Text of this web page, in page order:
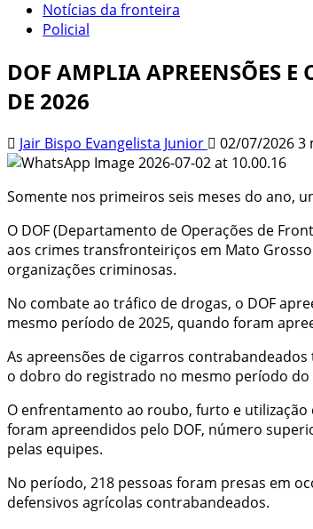
Notícias da fronteira
Policial
DOF AMPLIA APREENSÕES
DE 2026
Jair Bispo Evangelista Junior 02/07/20263
Somente nos primeiros seis meses do ano,
O DOF (Departamento de Operações de
aos crimes transfronteiriços em Mato
organizações criminosas.
No combate ao tráfico de drogas, o DOF
mesmo período de 2025, quando foram
As apreensões de cigarros
o dobro do registrado no mesmo período
O enfrentamento ao roubo, furto e
foram apreendidos pelo DOF, número
pelas equipes.
No período, 218 pessoas foram presas em
defensivos agrícolas contrabandeados.